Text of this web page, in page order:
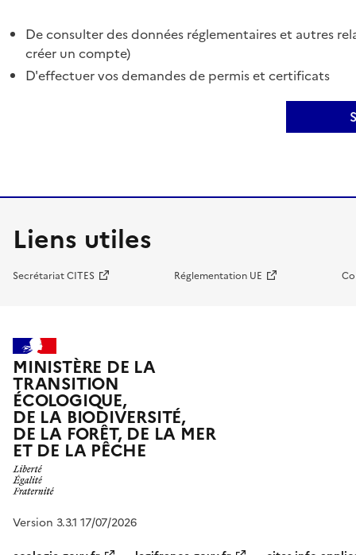
De consulter des données réglementaires et autres
créer un compte)
D'effectuer vos demandes de permis et certificats
Liens utiles
Secrétariat CITES Réglementation UE
MINISTÈRE DE LA
TRANSITION
ÉCOLOGIQUE,
DE LA BIODIVERSITÉ,
DE LA FORÊT, DE LA MER
ET DE LA PÊCHE
Version 3.3.1 17/07/2026